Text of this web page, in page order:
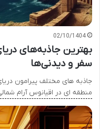
02/10/1404
بهترین جاذبه‌های
سفر و دیدنی‌ها
جاذبه های مختلف پیرامون
منطقه ای در اقیانوس آرام